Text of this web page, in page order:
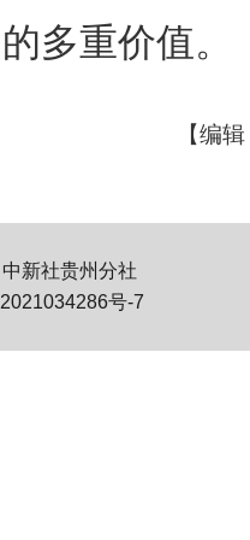
多重价值。
【编
新社贵州分社
号-7